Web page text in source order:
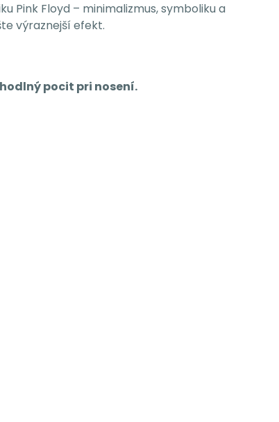
Pink Floyd – minimalizmus, symboliku a
výraznejší efekt.
pocit pri nosení.